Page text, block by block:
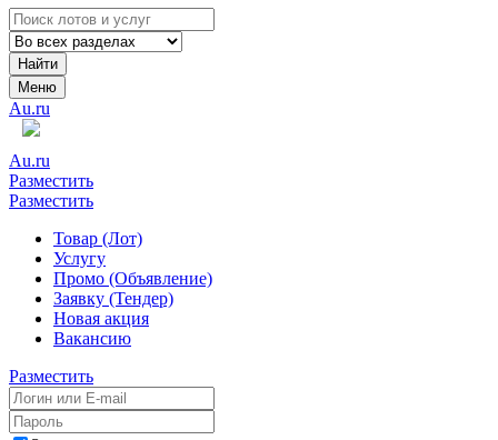
Найти
Меню
Au.ru
Au.ru
Разместить
Разместить
Товар (Лот)
Услугу
Промо (Объявление)
Заявку (Тендер)
Новая акция
Вакансию
Разместить